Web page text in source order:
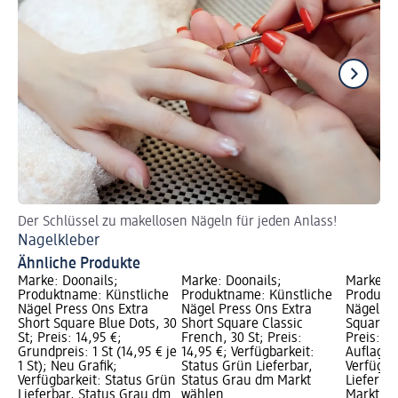
Der Schlüssel zu makellosen Nägeln für jeden Anlass!
Nagelkleber
Ähnliche Produkte
Marke: Doonails;
Produktname: Künstliche
Nägel Press Ons Extra
Short Square Blue Dots, 30
St; Preis: 14,95 €;
Grundpreis: 1 St (14,95 € je
1 St); Neu Grafik;
Verfügbarkeit: Status Grün
Lieferbar, Status Grau dm
Marke: Doonails;
Produktname: Künstliche
Nägel Press Ons Extra
Short Square Classic
French, 30 St; Preis:
14,95 €; Verfügbarkeit:
Status Grün Lieferbar,
Status Grau dm Markt
wählen
Marke:
Nägel
Square
Preis:
Auflage
Markt